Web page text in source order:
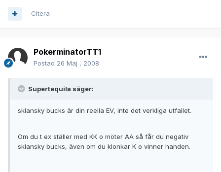
Citera
PokerminatorTT1
Postad 26 Maj , 2008
Supertequila säger:
sklansky bucks är din reella EV, inte det verkliga utfallet.
Om du t ex ställer med KK o möter AA så får du negativ
sklansky bucks, även om du klonkar K o vinner handen.